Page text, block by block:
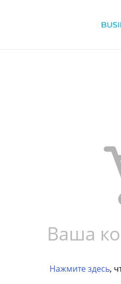
Ваша
Нажмите здесь,